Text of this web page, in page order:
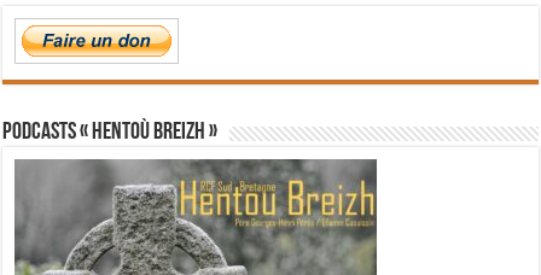
PODCASTS « Hentoù Breizh »